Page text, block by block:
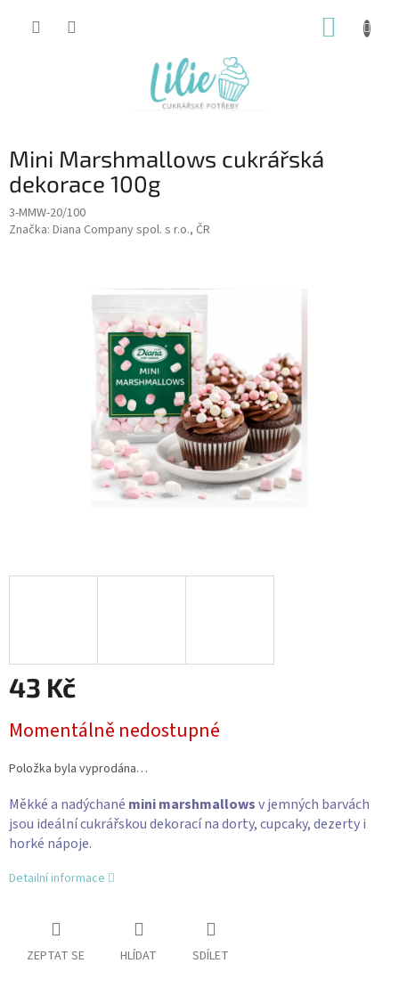
Mini Marshmallows cukrářská
dekorace 100g
3-MMW-20/100
Značka: Diana Company spol. s r.o., ČR
43 Kč
cena:
Momentálně nedostupné
Položka byla vyprodána…
Měkké a nadýchané mini marshmallowsv jemných barvách
jsou ideální cukrářskou dekorací na dorty, cupcaky, dezerty i
horké nápoje.
Detailní informace
ZEPTAT SE HLÍDAT SDÍLET